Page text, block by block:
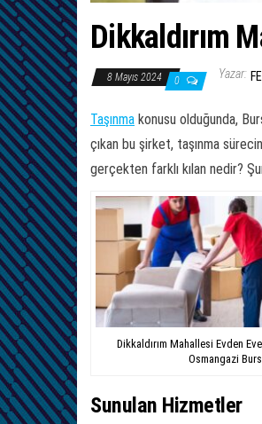
Dikkaldırım
8 Mayıs 2024 0 Yazar:
Taşınma konusu olduğunda,
çıkan bu şirket, taşınma
gerçekten farklı kılan nedir?
Dikkaldırım Mahallesi Evden
Osmangazi
Sunulan Hizmetler